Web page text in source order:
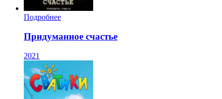
Подробнее
Придуманное счастье
2021